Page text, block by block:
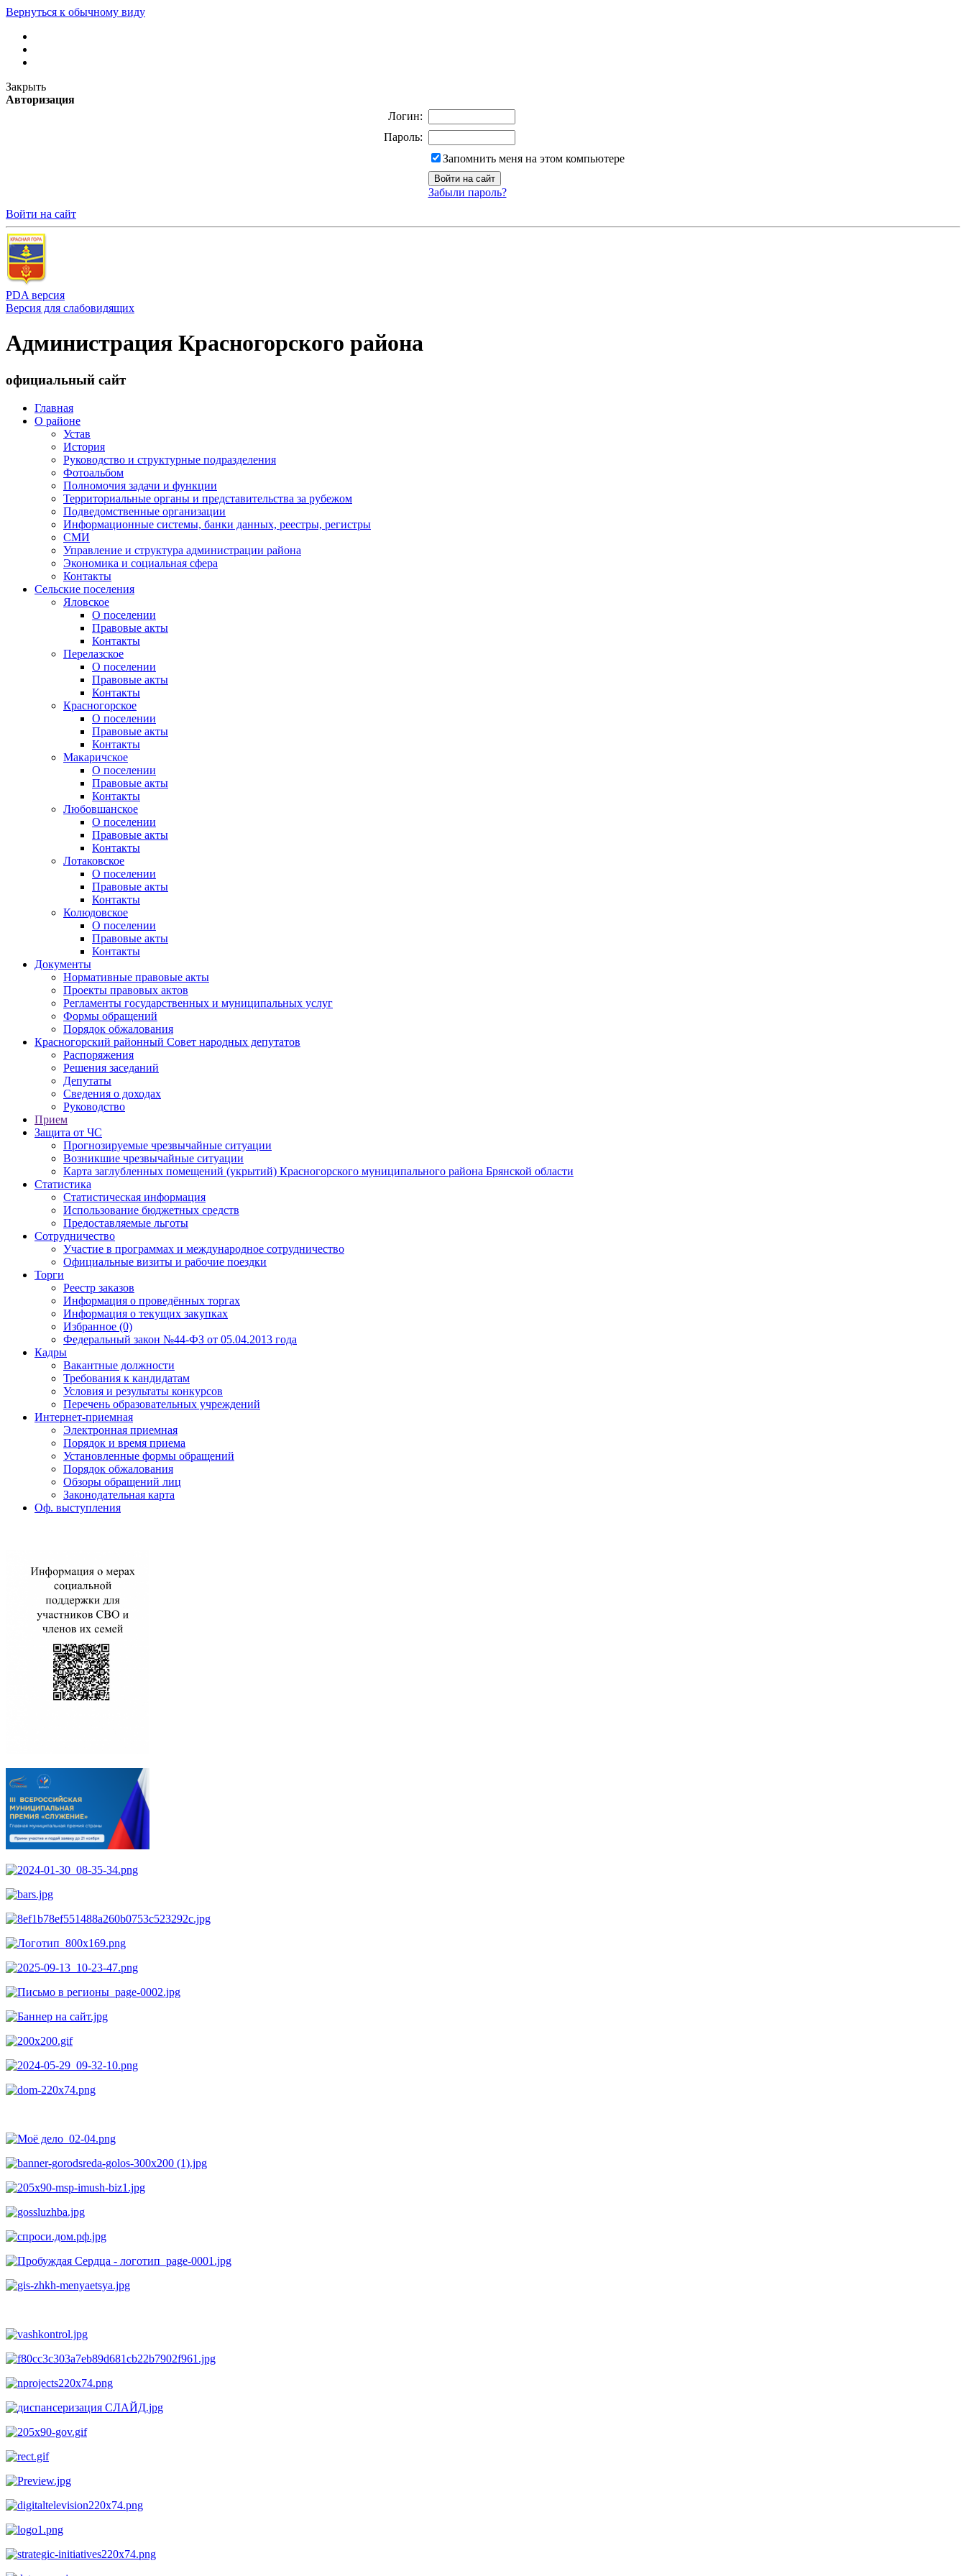
Вернуться к обычному виду
Закрыть
Авторизация
Логин:
Пароль:
Запомнить меня на этом компьютере
Забыли пароль?
Войти на сайт
PDA версия
Версия для слабовидящих
Администрация Красногорского района
официальный сайт
Главная
О районе
Устав
История
Руководство и структурные подразделения
Фотоальбом
Полномочия задачи и функции
Территориальные органы и представительства за рубежом
Подведомственные организации
Информационные системы, банки данных, реестры, регистры
СМИ
Управление и структура администрации района
Экономика и социальная сфера
Контакты
Сельские поселения
Яловское
О поселении
Правовые акты
Контакты
Перелазское
О поселении
Правовые акты
Контакты
Красногорское
О поселении
Правовые акты
Контакты
Макаричское
О поселении
Правовые акты
Контакты
Любовшанское
О поселении
Правовые акты
Контакты
Лотаковское
О поселении
Правовые акты
Контакты
Колюдовское
О поселении
Правовые акты
Контакты
Документы
Нормативные правовые акты
Проекты правовых актов
Регламенты государственных и муниципальных услуг
Формы обращений
Порядок обжалования
Красногорский районный Совет народных депутатов
Распоряжения
Решения заседаний
Депутаты
Сведения о доходах
Руководство
Прием
Защита от ЧС
Прогнозируемые чрезвычайные ситуации
Возникшие чрезвычайные ситуации
Карта заглубленных помещений (укрытий) Красногорского муниципального района Брянской области
Статистика
Статистическая информация
Использование бюджетных средств
Предоставляемые льготы
Сотрудничество
Участие в программах и международное сотрудничество
Официальные визиты и рабочие поездки
Торги
Реестр заказов
Информация о проведённых торгах
Информация о текущих закупках
Избранное (0)
Федеральный закон №44-ФЗ от 05.04.2013 года
Кадры
Вакантные должности
Требования к кандидатам
Условия и результаты конкурсов
Перечень образовательных учреждений
Интернет-приемная
Электронная приемная
Порядок и время приема
Установленные формы обращений
Порядок обжалования
Обзоры обращений лиц
Законодательная карта
Оф. выступления